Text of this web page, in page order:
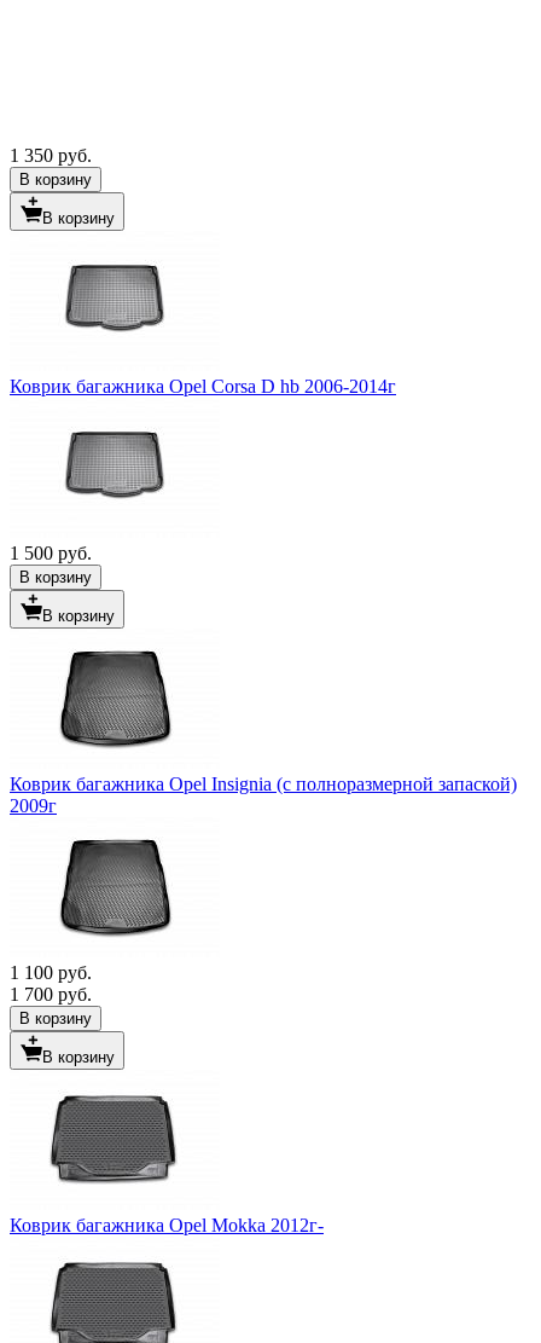
1 350 руб.
В корзину
В корзину
Коврик багажника Opel Corsa D hb 2006-2014г
1 500 руб.
В корзину
В корзину
Коврик багажника Opel Insignia (с полноразмерной запаской)
2009г
1 100 руб.
1 700 руб.
В корзину
В корзину
Коврик багажника Opel Mokka 2012г-